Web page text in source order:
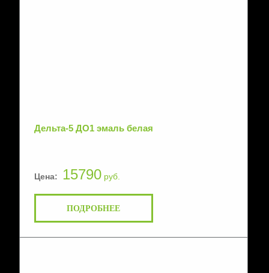
Дельта-5 ДО1 эмаль белая
Цена: 15790руб.
ПОДРОБНЕЕ